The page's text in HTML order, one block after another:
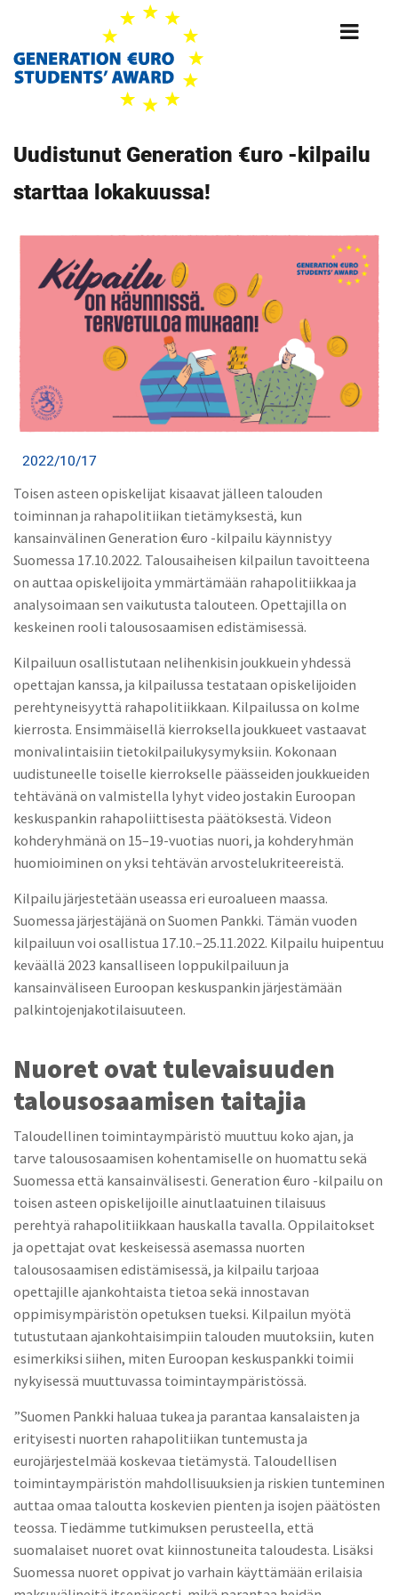
main
content
Uudistunut Generation €uro -kilpailu
starttaa lokakuussa!
2022/10/17
Toisen asteen opiskelijat kisaavat jälleen talouden
toiminnan ja rahapolitiikan tietämyksestä, kun
kansainvälinen Generation €uro -kilpailu käynnistyy
Suomessa 17.10.2022. Talousaiheisen kilpailun tavoitteena
on auttaa opiskelijoita ymmärtämään rahapolitiikkaa ja
analysoimaan sen vaikutusta talouteen. Opettajilla on
keskeinen rooli talousosaamisen edistämisessä.
Kilpailuun osallistutaan nelihenkisin joukkuein yhdessä
opettajan kanssa, ja kilpailussa testataan opiskelijoiden
perehtyneisyyttä rahapolitiikkaan. Kilpailussa on kolme
kierrosta. Ensimmäisellä kierroksella joukkueet vastaavat
monivalintaisiin tietokilpailukysymyksiin. Kokonaan
uudistuneelle toiselle kierrokselle päässeiden joukkueiden
tehtävänä on valmistella lyhyt video jostakin Euroopan
keskuspankin rahapoliittisesta päätöksestä. Videon
kohderyhmänä on 15–19-vuotias nuori, ja kohderyhmän
huomioiminen on yksi tehtävän arvostelukriteereistä.
Kilpailu järjestetään useassa eri euroalueen maassa.
Suomessa järjestäjänä on Suomen Pankki. Tämän vuoden
kilpailuun voi osallistua 17.10.–25.11.2022. Kilpailu huipentuu
keväällä 2023 kansalliseen loppukilpailuun ja
kansainväliseen Euroopan keskuspankin järjestämään
palkintojenjakotilaisuuteen.
Nuoret ovat tulevaisuuden
talousosaamisen taitajia
Taloudellinen toimintaympäristö muuttuu koko ajan, ja
tarve talousosaamisen kohentamiselle on huomattu sekä
Suomessa että kansainvälisesti. Generation €uro -kilpailu on
toisen asteen opiskelijoille ainutlaatuinen tilaisuus
perehtyä rahapolitiikkaan hauskalla tavalla. Oppilaitokset
ja opettajat ovat keskeisessä asemassa nuorten
talousosaamisen edistämisessä, ja kilpailu tarjoaa
opettajille ajankohtaista tietoa sekä innostavan
oppimisympäristön opetuksen tueksi. Kilpailun myötä
tutustutaan ajankohtaisimpiin talouden muutoksiin, kuten
esimerkiksi siihen, miten Euroopan keskuspankki toimii
nykyisessä muuttuvassa toimintaympäristössä.
”Suomen Pankki haluaa tukea ja parantaa kansalaisten ja
erityisesti nuorten rahapolitiikan tuntemusta ja
eurojärjestelmää koskevaa tietämystä. Taloudellisen
toimintaympäristön mahdollisuuksien ja riskien tunteminen
auttaa omaa taloutta koskevien pienten ja isojen päätösten
teossa. Tiedämme tutkimuksen perusteella, että
suomalaiset nuoret ovat kiinnostuneita taloudesta. Lisäksi
Suomessa nuoret oppivat jo varhain käyttämään erilaisia